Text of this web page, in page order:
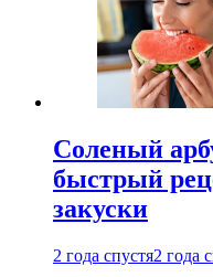
Соленый
быстрый
закуски
2 года спустя2 года